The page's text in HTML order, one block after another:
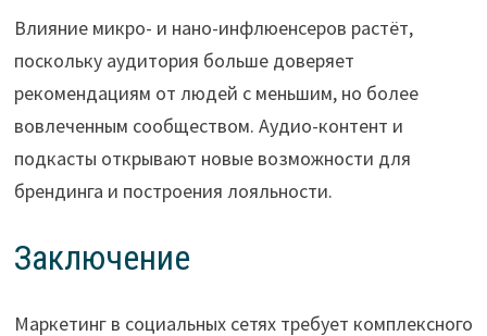
Влияние микро- и нано-инфлюенсеров растёт,
поскольку аудитория больше доверяет
рекомендациям от людей с меньшим, но более
вовлеченным сообществом. Аудио-контент и
подкасты открывают новые возможности для
брендинга и построения лояльности.
Заключение
Маркетинг в социальных сетях требует комплексного